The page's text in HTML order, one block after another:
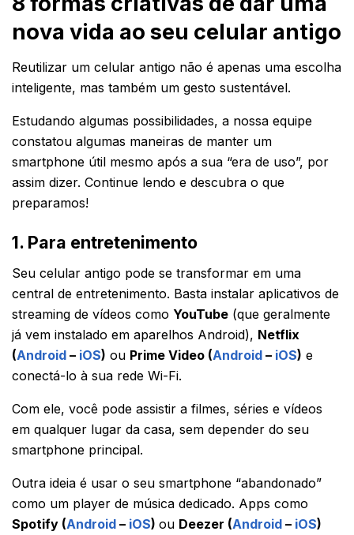
nova vida ao seu celular antigo
Reutilizar um celular antigo não é apenas uma escolha
inteligente, mas também um gesto sustentável.
Estudando algumas possibilidades, a nossa equipe
constatou algumas maneiras de manter um
smartphone útil mesmo após a sua “era de uso”, por
assim dizer. Continue lendo e descubra o que
preparamos!
1. Para entretenimento
Seu celular antigo pode se transformar em uma
central de entretenimento. Basta instalar aplicativos de
streaming de vídeos como YouTube (que geralmente
já vem instalado em aparelhos Android), Netflix
(Android – iOS) ou Prime Video (Android – iOS) e
conectá-lo à sua rede Wi-Fi.
Com ele, você pode assistir a filmes, séries e vídeos
em qualquer lugar da casa, sem depender do seu
smartphone principal.
Outra ideia é usar o seu smartphone “abandonado”
como um player de música dedicado. Apps como
Spotify (Android – iOS) ou Deezer (Android – iOS)